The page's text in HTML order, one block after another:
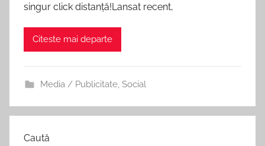
singur click distanță!Lansat recent,
Citeste mai departe
Media / Publicitate, Social
Caută